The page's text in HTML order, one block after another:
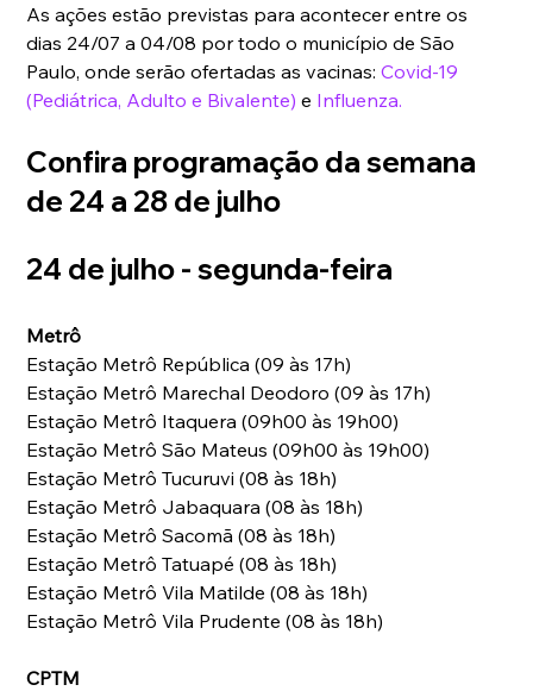
As ações estão previstas para acontecer entre os
dias 24/07 a 04/08 por todo o município de São
Paulo, onde serão ofertadas as vacinas: Covid-19
(Pediátrica, Adulto e Bivalente) e Influenza.
Confira programação da semana
de 24 a 28 de julho
24 de julho - segunda-feira
Metrô
Estação Metrô República (09 às 17h)
Estação Metrô Marechal Deodoro (09 às 17h)
Estação Metrô Itaquera (09h00 às 19h00)
Estação Metrô São Mateus (09h00 às 19h00)
Estação Metrô Tucuruvi (08 às 18h)
Estação Metrô Jabaquara (08 às 18h)
Estação Metrô Sacomã (08 às 18h)
Estação Metrô Tatuapé (08 às 18h)
Estação Metrô Vila Matilde (08 às 18h)
Estação Metrô Vila Prudente (08 às 18h)
CPTM